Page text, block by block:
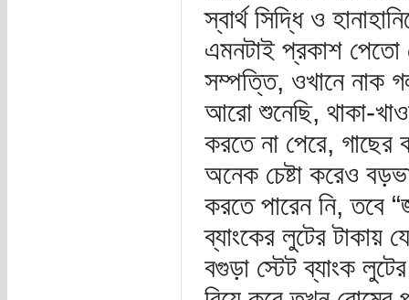
স্বার্থ সিদ্ধি ও
এমনটাই প্রকাশ পেতো
সম্পত্তি, ওখানে নাক
আরো শুনেছি, থাকা-
করতে না পেরে, গাছের
অনেক চেষ্টা করেও
করতে পারেন নি, তবে
ব্যাংকের লুটের টাকায়
বগুড়া স্টেট ব্যাংক